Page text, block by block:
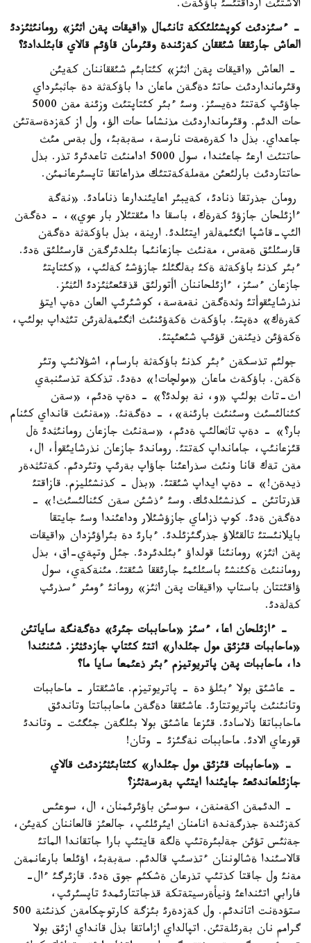
الاشتئث ارداقتئسئ باؤكةث.
- ءسئزدئث كوپشئلئككة تانئمال «اقيقات پةن اثئز» رومانئثئزدئ
العاش جارئققا شئققان كةزئندة وقئرمان قاؤئم قالاي قابئلدادئ؟
- العاش «اقيقات پةن اثئز» كئتابئم شئققاننان كةيئن
وقئرمانداردئث حاتئ دةگةن ماعان دا باؤكةثة دة جاثبئرداي
جاؤئپ كةتتئ دةيسئز. وسئ ءبئر كئتاپتئث وزئنة مةن 5000
حات الدئم. وقئرمانداردئث مذنشاما حات الؤ، ول از كةزدةسةتئن
جاعداي. بذل دا كةرةمةت نارسة، سةبةبئ، ول بةس مئث
حاتتئث ارعئ جاعئندا، سول 5000 ادامنئث تاعدئرئ تذر. بذل
حاتتاردئث بارلئعئن مةملةكةتتئك مذراعاتقا تاپسئرعانمئن.
رومان جذرتقا ذنادئ، كةيبئر اعايئندارعا ذنامادئ. «نةگة
ءازئلحان جازؤئ كةرةك، باسقا دا مئقتئلار بار عوي»، - دةگةن
الئپ-قاشپا اثگئمةلةر ايتئلدئ. ارينة، بذل باؤكةثة دةگةن
قارسئلئق ةمةس، مةنئث جازعانئما بئلدئرگةن قارسئلئق ةدئ.
ءبئر كذنئ باؤكةثة ةكئ بةلگئلئ جازؤشئ كةلئپ، «كئتاپتئ
جازعان ءسئز، ءازئلحاننان اأتورلئق قذقئعئثئزدئ الئثئز.
نذرشايئقوأتئ وثدةگةن نةمةسة، كوشئرئپ العان دةپ ايتؤ
كةرةك» دةپتئ. باؤكةث ةكةؤئنئث اثگئمةلةرئن تئثداپ بولئپ،
ةكةؤئن ذيئنةن قؤئپ شئعئپتئ.
جولئم تذسكةن ءبئر كذنئ باؤكةثة بارسام، اشؤلانئپ وتئر
ةكةن. باؤكةث ماعان «مولچات!» دةدئ. تذككة تذسئنبةي
اث-تاث بولئپ «و، نة بولدئ؟» - دةپ ةدئم، «سةن
كئنالئسئث وسئنئث بارئنة»، - دةگةنئ. «مةنئث قانداي كئنام
بار؟» - دةپ تاثعالئپ ةدئم، «سةنئث جازعان رومانئثدئ ةل
قئزعانئپ، جامانداپ كةتتئ. روماندئ جازعان نذرشايئقوأ، ال،
مةن تةك قانا ونئث سذراعئنا جاؤاپ بةرئپ وتئردئم. كةتئثدةر
ذيدةن!» - دةپ ايداپ شئقتئ. «بذل - كذنشئليزم. قازاقتئ
قذرتاتئن - كذنشئلدئك. وسئ ءذشئن سةن كئنالئسئث!» -
دةگةن ةدئ. كوپ ذزاماي جازؤشئلار وداعئندا وسئ جايتقا
بايلانئستئ تالقئلاؤ جذرگئزئلدئ. ءبارئ دة بئراؤئزدان «اقيقات
پةن اثئز» رومانئنا قولداؤ ءبئلدئردئ. جئل وتپةي-اق، بذل
روماننئث ةكئنشئ باسئلئمئ جارئققا شئقتئ. مئنةكةي، سول
ؤاقئتتان باستاپ «اقيقات پةن اثئز» رومانئ ءومئر ءسذرئپ
كةلةدئ.
- ءازئلحان اعا، ءسئز «ماحاببات جئرئ» دةگةنگة ساياتئن
«ماحاببات قئزئق مول جئلدار» اتتئ كئتاپ جازدئثئز. شئنئندا
دا، ماحاببات پةن پاتريوتيزم ءبئر ذعئمعا سايا ما؟
- عاشئق بولا ءبئلؤ دة - پاتريوتيزم. عاشئقتار - ماحاببات
وتانئنئث پاتريوتتارئ. عاشئققا دةگةن ماحابباتتا وتاندئق
ماحابباتقا ذلاسادئ. قئزعا عاشئق بولا بئلگةن جئگئت - وتاندئ
قورعاي الادئ. ماحاببات نةگئزئ - وتان!
- «ماحاببات قئزئق مول جئلدار» كئتابئثئزدئث قالاي
جازئلعاندئعئ جايئندا ايتئپ بةرسةثئز؟
- الدئمةن اكةمنةن، سوسئن باؤئرئمنان، ال، سوعئس
كةزئندة جذرگةندة انامنان ايئرئلئپ، جالعئز قالعاننان كةيئن،
جةثئس تؤئن جةلبئرةتئپ ةلگة قايتئپ بارا جاتقاندا الماتئ
قالاسئندا ةشالوننان ءتذسئپ قالدئم. سةبةبئ، اؤئلعا بارعانمةن
مةنئ ول جاقتا كذتئپ تذرعان ةشكئم جوق ةدئ. قازئرگئ ءال-
فارابي اتئنداعئ ؤنيأةرسيتةتكة قذجاتتارئمدئ تاپسئرئپ،
ستؤدةنت اتاندئم. ول كةزدةرئ بئزگة كارتوچكامةن كذنئنة 500
گرامم نان بةرئلةتئن. اتپالداي ازاماتقا بذل قانداي ازئق بولا